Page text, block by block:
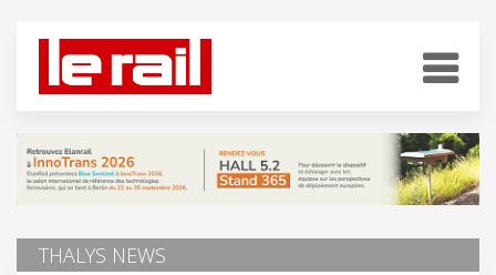
THALYS NEWS